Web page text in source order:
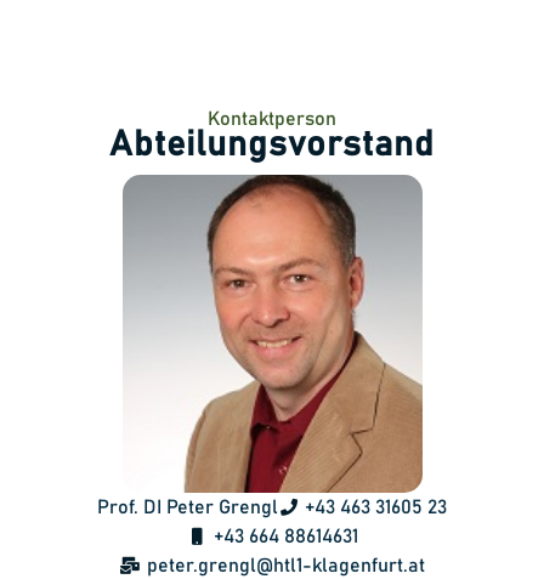
Kontaktperson
Abteilungsvorstand
Prof. DI Peter Grengl
+43 463 31605 23
+43 664 88614631
peter.grengl@htl1-klagenfurt.at